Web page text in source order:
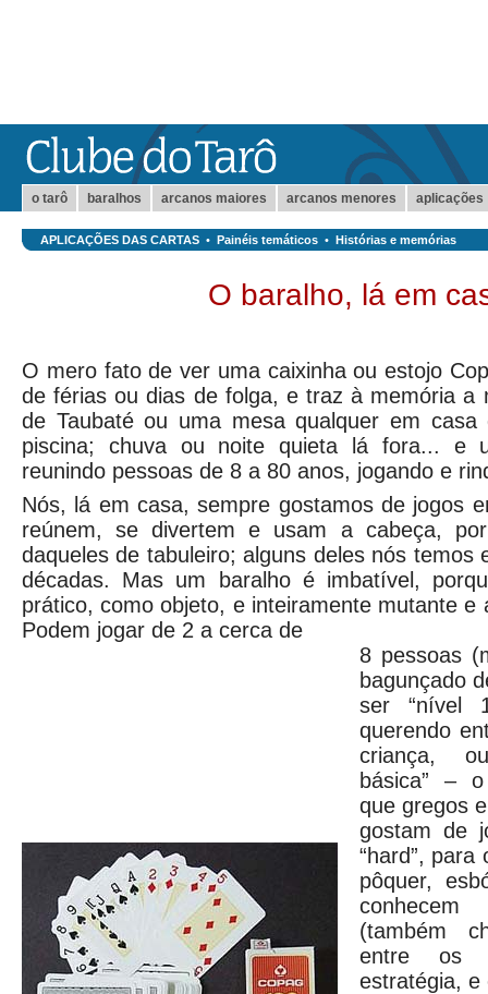
o tarô baralhos arcanos maiores arcanos menores aplicações
APLICAÇÕES DAS CARTAS • Painéis temáticos • Histórias e memórias
O baralho, lá em
O mero fato de ver uma caixinha ou estojo
de férias ou dias de folga, e traz à memória a
de Taubaté ou uma mesa qualquer em
piscina; chuva ou noite quieta lá fora... e
reunindo pessoas de 8 a 80 anos, jogando e
Nós, lá em casa, sempre gostamos de jogos
reúnem, se divertem e usam a cabeça,
daqueles de tabuleiro; alguns deles nós temos
décadas. Mas um baralho é imbatível,
prático, como objeto, e inteiramente mutante e
Podem jogar de 2 a cerca de
8 pessoas
bagunçado
ser “nível
querendo
criança,
básica” –
que gregos
gostam de
“hard”,
pôquer,
(também
entre os
estratégia, e